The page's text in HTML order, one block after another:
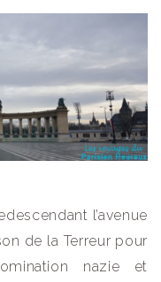
l’avenue
de la Terreur pour
nazie et